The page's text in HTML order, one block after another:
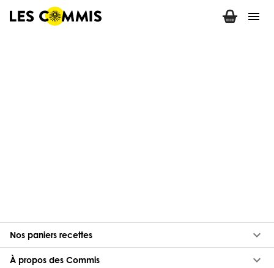
menu
Nos paniers recettes keyboard_arrow_down
À propos des Commis keyboard_arrow_down